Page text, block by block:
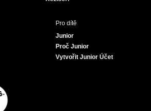
Pro dítě
Junior
Proč Junior
Vytvořit Junior Účet